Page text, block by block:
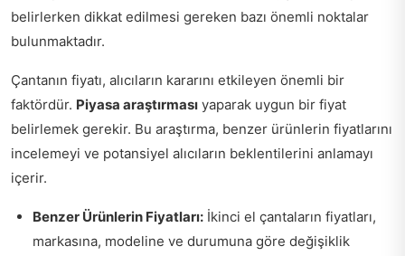
belirlerken dikkat edilmesi gereken bazı önemli noktalar
bulunmaktadır.
Çantanın fiyatı, alıcıların kararını etkileyen önemli bir
faktördür. Piyasa araştırması yaparak uygun bir fiyat
belirlemek gerekir. Bu araştırma, benzer ürünlerin fiyatlarını
incelemeyi ve potansiyel alıcıların beklentilerini anlamayı
içerir.
Benzer Ürünlerin Fiyatları: İkinci el çantaların fiyatları,
markasına, modeline ve durumuna göre değişiklik